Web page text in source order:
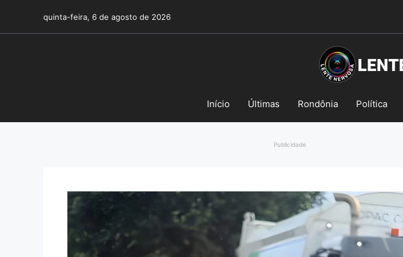
o
quinta-feira, 6 de agosto de 2026
Início Últimas Rondônia Política
Publicidade